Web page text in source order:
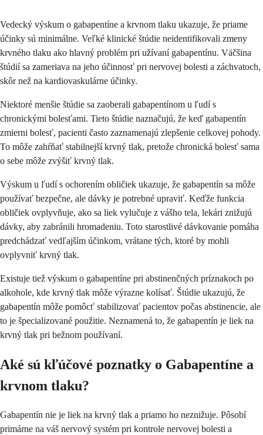
Vedecký výskum o gabapentíne a krvnom tlaku ukazuje, že priame
účinky sú minimálne. Veľké klinické štúdie neidentifikovali zmeny
krvného tlaku ako hlavný problém pri užívaní gabapentínu. Väčšina
štúdií sa zameriava na jeho účinnosť pri nervovej bolesti a záchvatoch,
skôr než na kardiovaskulárne účinky.
Niektoré menšie štúdie sa zaoberali gabapentínom u ľudí s
chronickými bolesťami. Tieto štúdie naznačujú, že keď gabapentín
zmierni bolesť, pacienti často zaznamenajú zlepšenie celkovej pohody.
To môže zahŕňať stabilnejší krvný tlak, pretože chronická bolesť sama
o sebe môže zvýšiť krvný tlak.
Výskum u ľudí s ochorením obličiek ukazuje, že gabapentín sa môže
používať bezpečne, ale dávky je potrebné upraviť. Keďže funkcia
obličiek ovplyvňuje, ako sa liek vylučuje z vášho tela, lekári znižujú
dávky, aby zabránili hromadeniu. Toto starostlivé dávkovanie pomáha
predchádzať vedľajším účinkom, vrátane tých, ktoré by mohli
ovplyvniť krvný tlak.
Existuje tiež výskum o gabapentíne pri abstinenčných príznakoch po
alkohole, kde krvný tlak môže výrazne kolísať. Štúdie ukazujú, že
gabapentín môže pomôcť stabilizovať pacientov počas abstinencie, ale
to je špecializované použitie. Neznamená to, že gabapentín je liek na
krvný tlak pri bežnom používaní.
Aké sú kľúčové poznatky o Gabapentíne a
krvnom tlaku?
Gabapentín nie je liek na krvný tlak a priamo ho neznižuje. Pôsobí
primárne na váš nervový systém pri kontrole nervovej bolesti a